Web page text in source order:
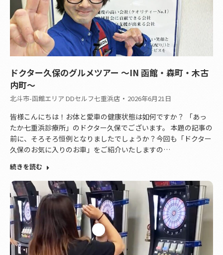
ドクター久保のグルメツアー ～IN 函館・森町・木古
内町～
北斗市-函館エリア DDセルフ七重浜店 2026年6月21日
皆様こんにちは！お体と愛車の健康状態は如何ですか？ 「あっ
たか七重浜診療所」のドクター久保でございます。 本題の記事の
前に、そろそろ恒例となりましたでしょうか？今回も「ドクター
久保のお気に入りのお車」をご紹介いたしますの…
続きを読む